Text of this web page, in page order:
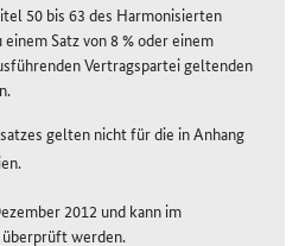
50 bis 63 des Harmonisierten
Satz von 8 % oder einem
Vertragspartei geltenden
gelten nicht für die in Anhang
2012 und kann im
werden.